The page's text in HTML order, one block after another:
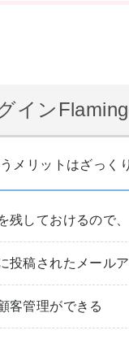
イン
メリットはざっく
残しておけるので
投稿されたメール
客管理ができる